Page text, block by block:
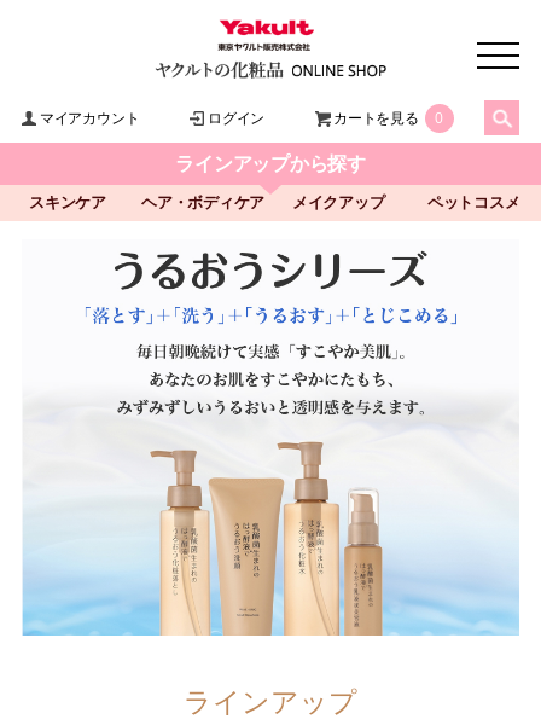
マイアカウント ログイン カートを見る 0
ラインアップから探す
スキンケア ヘア・ボディケア メイクアップ ペットコスメ
ラインアップ